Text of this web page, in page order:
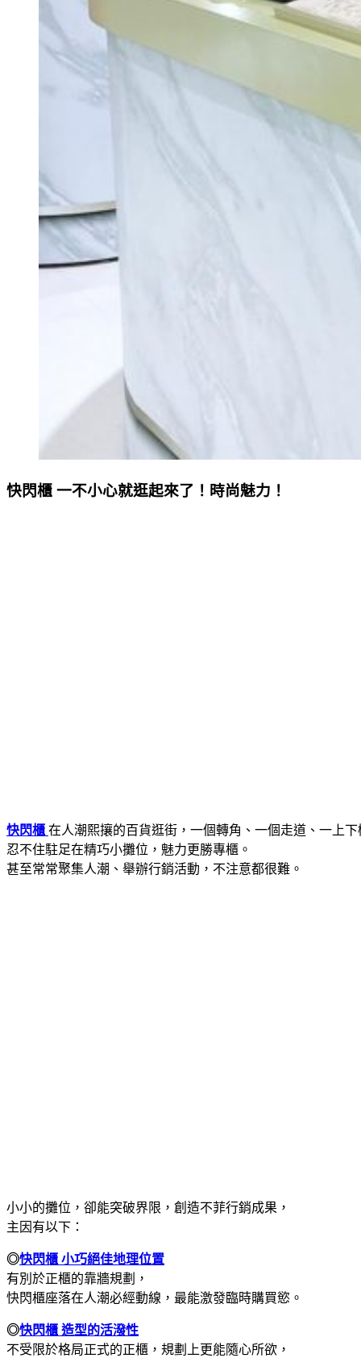
快閃櫃 一不小心就逛起來了！時尚魅力！
快閃櫃 在人潮熙攘的百貨逛街，一個轉角、一個走道、一上下
忍不住駐足在精巧小攤位，魅力更勝專櫃。
甚至常常聚集人潮、舉辦行銷活動，不注意都很難。
小小的攤位，卻能突破界限，創造不菲行銷成果，
主因有以下：
◎快閃櫃 小巧絕佳地理位置
有別於正櫃的靠牆規劃，
快閃櫃座落在人潮必經動線，最能激發臨時購買慾。
◎快閃櫃 造型的活潑性
不受限於格局正式的正櫃，規劃上更能隨心所欲，